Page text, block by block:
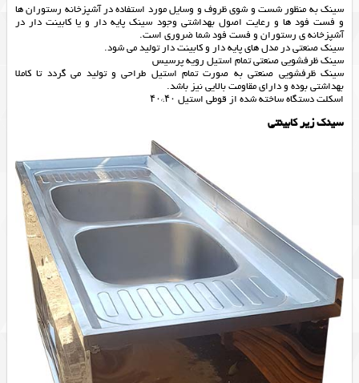
سینک به منظور شست و شوی ظروف و وسایل مورد استفاده در آشپزخانه رستوران ها
و فست فود ها و رعایت اصول بهداشتی وجود سینک پایه دار و یا کابینت دار در
آشپزخانه ی رستوران و فست فود شما ضروری است.
سینک صنعتی در مدل های پایه دار و کابینت دار تولید می شود.
سینک ظرفشویی صنعتی تمام استیل رویه پرسیس
سینک ظرفشویی صنعتی به صورت تمام استیل طراحی و تولید می گردد تا کاملا
بهداشتی بوده و دارای مقاومت بالایی نیز باشد.
اسکلت دستگاه ساخته شده از قوطی استیل ۴۰*۴۰
سینک زیر کابینتی